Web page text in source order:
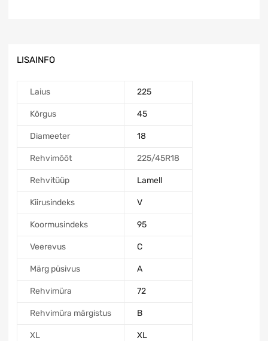
LISAINFO
Laius 225
Kõrgus 45
Diameeter 18
Rehvimõõt 225/45R18
Rehvitüüp Lamell
Kiirusindeks V
Koormusindeks 95
Veerevus C
Märg püsivus A
Rehvimüra 72
Rehvimüra märgistus B
XL XL